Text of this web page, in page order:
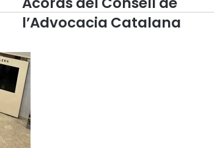
c
d
s
d
e
l
C
o
n
l’Advocacia Catalana